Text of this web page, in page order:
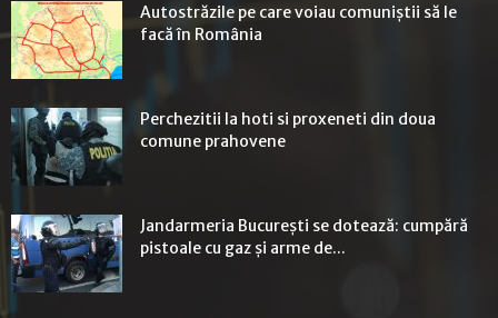
Autostrăzile pe care voiau comuniștii să le
facă în România
Perchezitii la hoti si proxeneti din doua
comune prahovene
Jandarmeria Bucureşti se dotează: cumpără
pistoale cu gaz şi arme de...